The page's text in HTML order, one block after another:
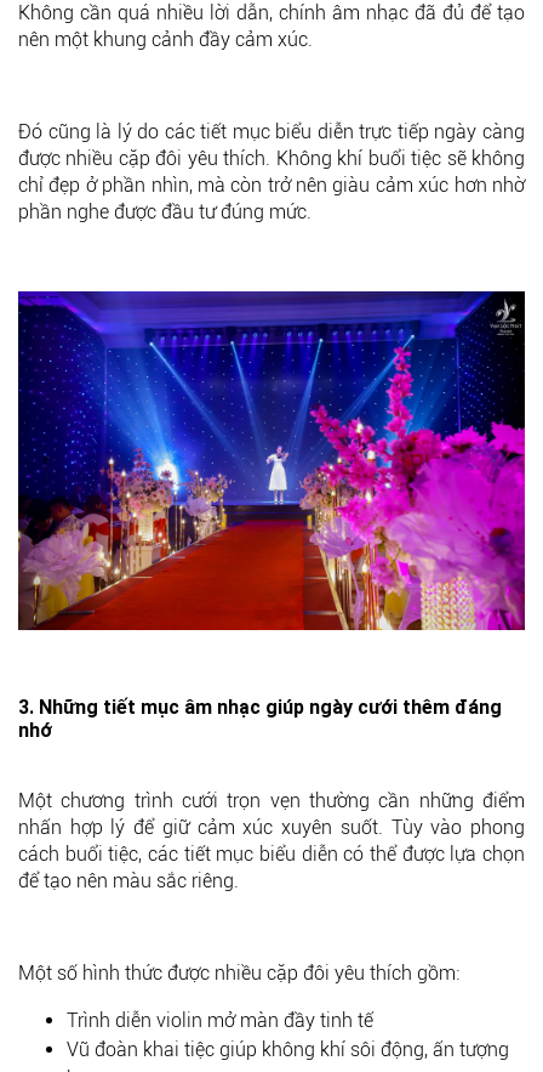
Không cần quá nhiều lời dẫn, chính âm nhạc đã đủ để tạo
nên một khung cảnh đầy cảm xúc.
Đó cũng là lý do các tiết mục biểu diễn trực tiếp ngày càng
được nhiều cặp đôi yêu thích. Không khí buổi tiệc sẽ không
chỉ đẹp ở phần nhìn, mà còn trở nên giàu cảm xúc hơn nhờ
phần nghe được đầu tư đúng mức.
3. Những tiết mục âm nhạc giúp ngày cưới thêm đáng
nhớ
Một chương trình cưới trọn vẹn thường cần những điểm
nhấn hợp lý để giữ cảm xúc xuyên suốt. Tùy vào phong
cách buổi tiệc, các tiết mục biểu diễn có thể được lựa chọn
để tạo nên màu sắc riêng.
Một số hình thức được nhiều cặp đôi yêu thích gồm:
Trình diễn violin mở màn đầy tinh tế
Vũ đoàn khai tiệc giúp không khí sôi động, ấn tượng